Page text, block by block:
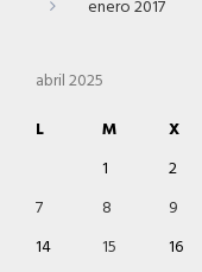
enero 2017
abril 2025
L
M X
1
2
7
8 9
14
15 16